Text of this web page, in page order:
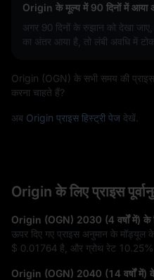
Origin के मूल्य में 90 दिनों में आया
अगर 90 दिनों के रुझान को देखा जाए,
का अंतर आया है, तो लंबी अवधि में
Origin (OGN) के सभी समय की
करना चाहते हैं?
अब Origin प्राइस हिस्ट्री पेज देखें.
Origin के लिए प्राइस
Origin (OGN) 2030 (4 वर्षों में) के
ऊपर दिए गए प्राइस अनुमान के मॉड्यूल
$ 0.01764 है, और ग्रोथ रेट 10.25%
Origin (OGN) 2040 (14 वर्षों में) के